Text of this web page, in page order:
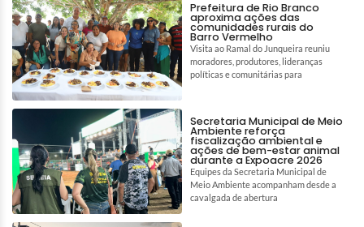
Prefeitura de Rio Branco
aproxima ações das
comunidades rurais do
Barro Vermelho
Visita ao Ramal do Junqueira reuniu
moradores, produtores, lideranças
políticas e comunitárias para
Secretaria Municipal de Meio
Ambiente reforça
fiscalização ambiental e
ações de bem-estar animal
durante a Expoacre 2026
Equipes da Secretaria Municipal de
Meio Ambiente acompanham desde a
cavalgada de abertura